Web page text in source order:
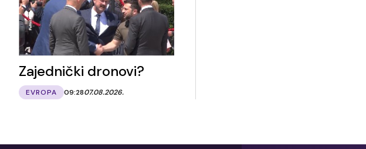
Zajednički dronovi?
EVROPA 09:2807.08.2026.